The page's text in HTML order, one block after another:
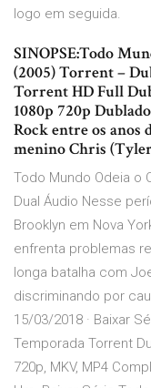
logo em seguida.
SINOPSE:Todo
(2005) Torrent –
Torrent HD Full
1080p 720p
Rock entre os anos
menino Chris
Todo Mundo Odeia o
Dual Áudio Nesse
Brooklyn em Nova
enfrenta problemas
longa batalha com
discriminando por
15/03/2018 · Baixar
Temporada Torrent
720p, MKV, MP4